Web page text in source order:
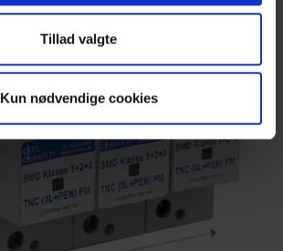
Tillad valgte
Kun nødvendige cookies